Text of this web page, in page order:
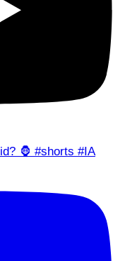
🦍 #shorts #IA